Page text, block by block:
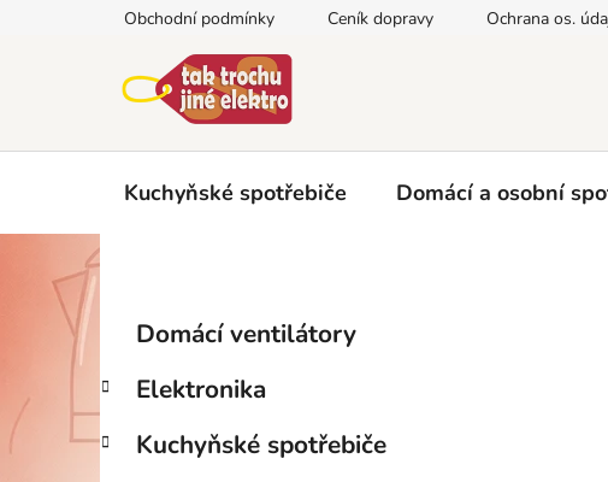
Obchodní podmínky Ceník dopravy Ochrana os.
Kuchyňské spotřebiče Domácí a osobní
s
t
r
Přeskočit
kategorie
e
g
o
Domácí ventilátory
Elektronika
Kuchyňské spotřebiče